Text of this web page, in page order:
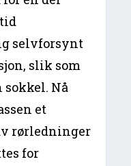
selvforsynt
slik som
sokkel. Nå
et
rørledninger
for